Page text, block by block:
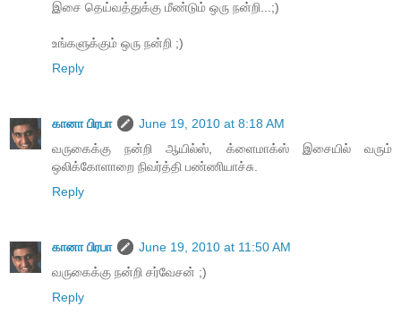
இசை தெய்வத்துக்கு மீண்டும் ஒரு நன்றி...;)
உங்களுக்கும் ஒரு நன்றி ;)
Reply
கானா பிரபா
June 19, 2010 at 8:18 AM
வருகைக்கு நன்றி ஆயில்ஸ், க்ளைமாக்ஸ் இசையில் வரும்
ஒலிக்கோளாறை நிவர்த்தி பண்ணியாச்சு.
Reply
கானா பிரபா
June 19, 2010 at 11:50 AM
வருகைக்கு நன்றி சர்வேசன் ;)
Reply